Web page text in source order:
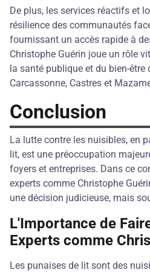
De plus, les services réactifs et
résilience des communautés
fournissant un accès rapide à
Christophe Guérin joue un rôle
la santé publique et du bien-être
Carcassonne, Castres et
Conclusion
La lutte contre les nuisibles, en
lit, est une préoccupation
foyers et entreprises. Dans ce
experts comme Christophe
une décision judicieuse, mais
L'Importance de
Experts comme
Les punaises de lit sont des